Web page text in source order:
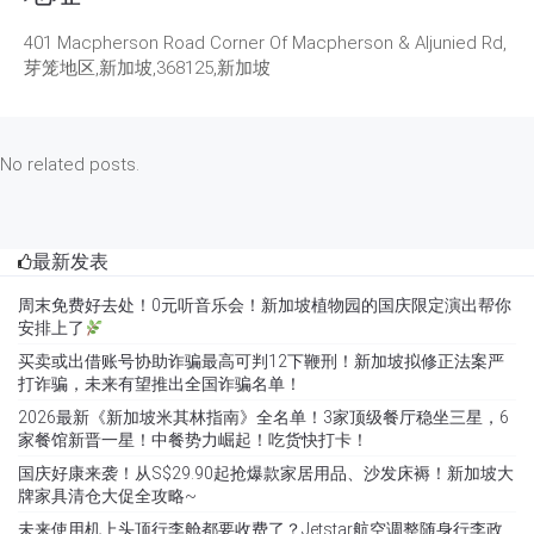
401 Macpherson Road Corner Of Macpherson & Aljunied Rd,
芽笼地区,新加坡,368125,新加坡
No related posts.
最新发表
周末免费好去处！0元听音乐会！新加坡植物园的国庆限定演出帮你
安排上了
买卖或出借账号协助诈骗最高可判12下鞭刑！新加坡拟修正法案严
打诈骗，未来有望推出全国诈骗名单！
2026最新《新加坡米其林指南》全名单！3家顶级餐厅稳坐三星，6
家餐馆新晋一星！中餐势力崛起！吃货快打卡！
国庆好康来袭！从S$29.90起抢爆款家居用品、沙发床褥！新加坡大
牌家具清仓大促全攻略~
未来使用机上头顶行李舱都要收费了？Jetstar航空调整随身行李政